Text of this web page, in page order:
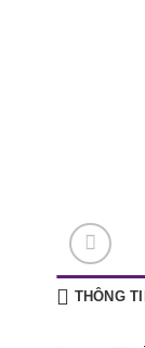
THÔNG